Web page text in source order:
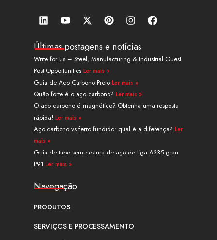
L
i
k
e
d
i
n
Y
o
t
u
b
e
X
-
w
i
t
t
e
r
P
i
t
e
r
e
s
t
I
n
t
a
g
a
m
F
a
b
o
Últimas postagens e notícias
Write for Us – Steel, Manufacturing & Industrial Guest
Post Opportunities Ler mais »
Guia de Aço Carbono Preto Ler mais »
Quão forte é o aço carbono? Ler mais »
O aço carbono é magnético? Obtenha uma resposta
rápida! Ler mais »
Aço carbono vs ferro fundido: qual é a diferença? Ler
mais »
Guia de tubo sem costura de aço de liga A335 grau
P91 Ler mais »
Navegação
PRODUTOS
SERVIÇOS E PROCESSAMENTO